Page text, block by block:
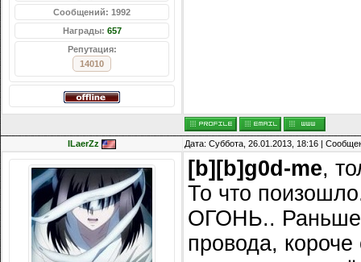
Сообщений: 1992
Награды: 657
Репутация:
14010
ILaerZz Дата: Суббота, 26.01.2013, 18:16 |
[b][b]g0d-me,
То что
ОГОНЬ.. Раньше
провода,